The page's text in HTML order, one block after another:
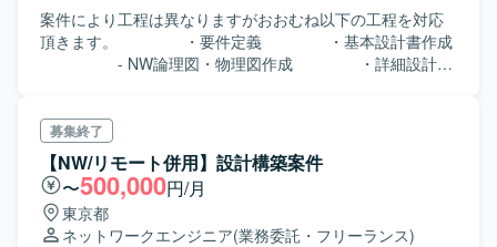
案件により工程は異なりますがおおむね以下の工程を対応
頂きます。 ・要件定義 ・基本設計書作成
- NW論理図・物理図作成 ・詳細設計書
合試験
募集終了
【NW/リモート併用】設計構築案件
〜500,000円/月
東京都
ネットワークエンジニア(業務委託・フリーランス)